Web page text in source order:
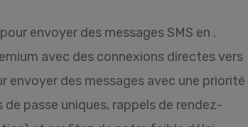
pour envoyer des messages SMS en .
avec des connexions directes vers
envoyer des messages avec une priorité
passe uniques, rappels de rendez-